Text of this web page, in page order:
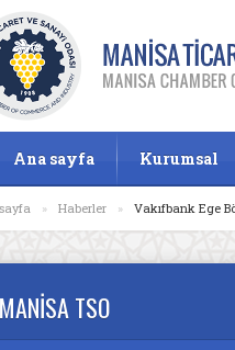
Ana sayfa Kurumsal
» Haberler » Vakıfbank Ege
MANİSA TSO